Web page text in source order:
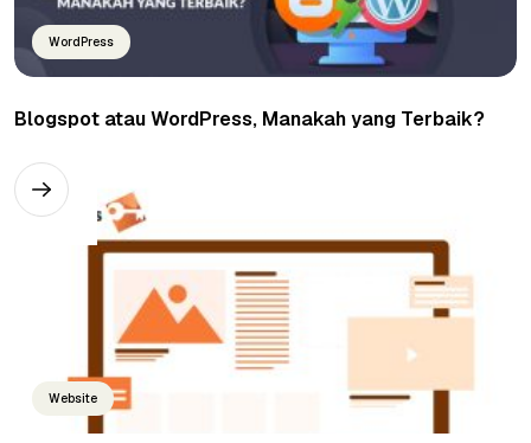
WordPress
Blogspot atau WordPress, Manakah yang Terbaik?
Website